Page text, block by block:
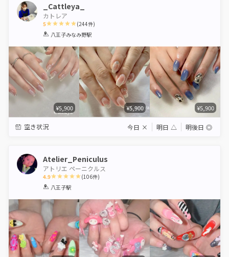
_Cattleya_
カトレア
5
1 2 3 4 5
(244件)
八王子みなみ野駅
¥5,900 ¥5,900 ¥5,900
空き状況 今日 × 明日 △ 明後日 ◎
Atelier_Peniculus
アトリエ ペーニクルス
4.9
1 2 3 4
(106件)
八王子駅